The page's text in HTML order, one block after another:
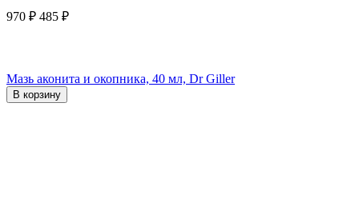
970 ₽ 485 ₽
Мазь аконита и окопника, 40 мл, Dr Giller
В корзину